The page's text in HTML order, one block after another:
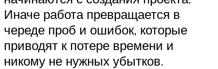
Иначе работа превращается в
череде проб и ошибок, которые
приводят к потере времени и
никому не нужных убытков.